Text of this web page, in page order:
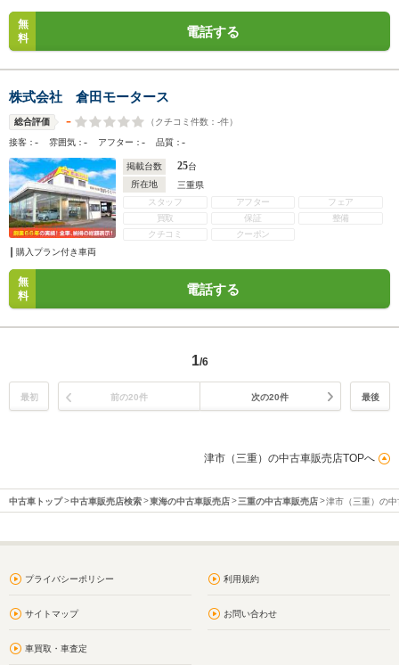
無
料
電話する
株式会社 倉田モータース
総合評価 - （クチコミ件数： -件）
接客：- 雰囲気：- アフター：- 品質：-
掲載台数 25台
所在地
三重県
スタッフ
アフター
フェア
買取
保証
整備
クチコミ
クーポン
購入プラン付き車両
無
料
電話する
1/6
最初 前の20件 次の20件 最後
津市（三重）の中古車販売店TOPへ
中古車トップ 中古車販売店検索 東海の中古車販売店 三重の中古車販売店 津市（三重）の
プライバシーポリシー 利用規約
サイトマップ お問い合わせ
車買取・車査定